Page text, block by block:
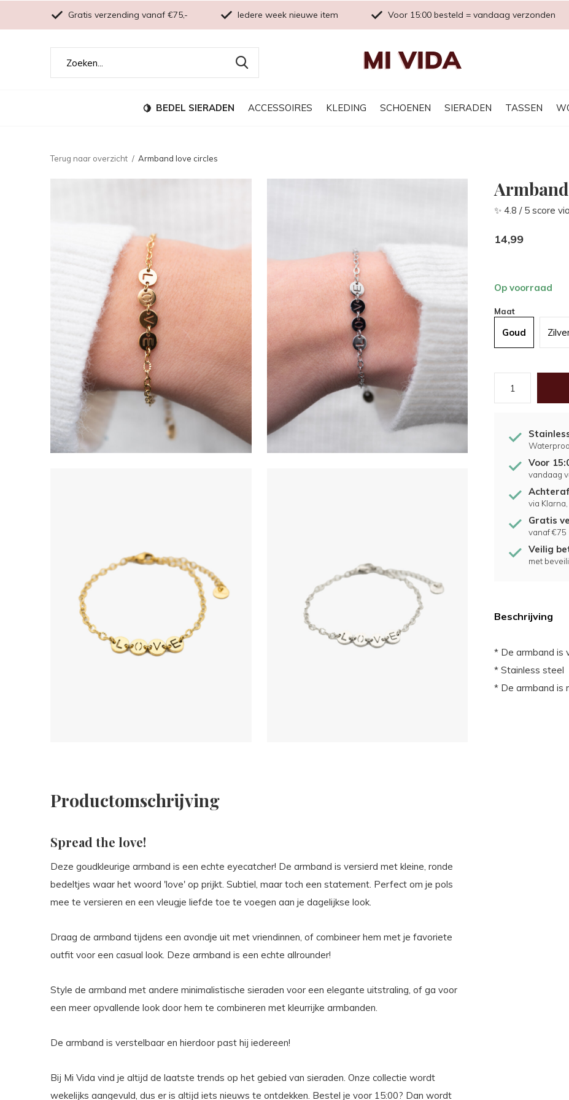
BEDEL SIERADEN ACCESSOIRES KLEDING SCHOENEN SIERADEN TASSEN
Gratis verzending vanaf €75,- Iedere week nieuwe item Voor 15:00 besteld = vandaag verzonden
Terug naar overzicht Armband love circles
✨ 4.8 / 5 score via
14,99
Op voorraad
Maat
Goud
Voor
vandaag
via
Gratis
vanaf €75
Veilig
met
Beschrijving
* De armband is
* Stainless steel
* De armband is
Productomschrijving
Spread the love!
Deze goudkleurige armband is een echte eyecatcher! De armband is versierd met kleine, ronde
bedeltjes waar het woord 'love' op prijkt. Subtiel, maar toch een statement. Perfect om je pols
mee te versieren en een vleugje liefde toe te voegen aan je dagelijkse look.
Draag de armband tijdens een avondje uit met vriendinnen, of combineer hem met je favoriete
outfit voor een casual look. Deze armband is een echte allrounder!
Style de armband met andere minimalistische sieraden voor een elegante uitstraling, of ga voor
een meer opvallende look door hem te combineren met kleurrijke armbanden.
De armband is verstelbaar en hierdoor past hij iedereen!
Bij Mi Vida vind je altijd de laatste trends op het gebied van sieraden. Onze collectie wordt
wekelijks aangevuld, dus er is altijd iets nieuws te ontdekken. Bestel je voor 15:00? Dan wordt